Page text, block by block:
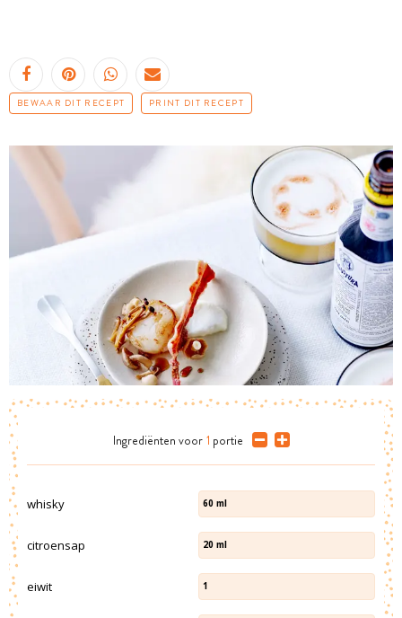
BEWAAR DIT RECEPT PRINT DIT RECEPT
Ingrediënten voor 1 portie
whisky 60 ml
citroensap 20 ml
eiwit 1